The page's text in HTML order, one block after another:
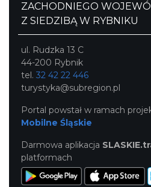
ZACHODNIEGO
Z SIEDZIBĄ W RYBNIKU
ul. Rudzka 13 C
44-200 Rybnik
tel. 32 42 22 446
turystyka@subregion.pl
Portal powstał w ramach
Mobilne Śląskie
Darmowa aplikacja
platformach